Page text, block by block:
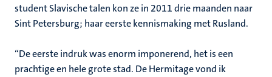
student Slavische talen kon ze in 2011 drie maanden naar
Sint Petersburg; haar eerste kennismaking met Rusland.
“De eerste indruk was enorm imponerend, het is een
prachtige en hele grote stad. De Hermitage vond ik